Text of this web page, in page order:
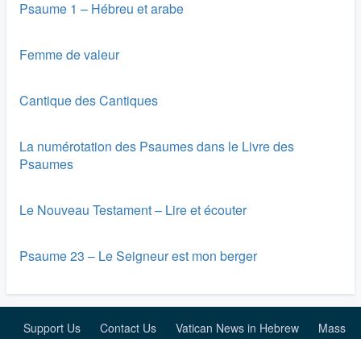
Psaume 1 – Hébreu et arabe
Femme de valeur
Cantique des Cantiques
La numérotation des Psaumes dans le Livre des
Psaumes
Le Nouveau Testament – Lire et écouter
Psaume 23 – Le Seigneur est mon berger
Support Us Contact Us Vatican News in Hebrew
Mass